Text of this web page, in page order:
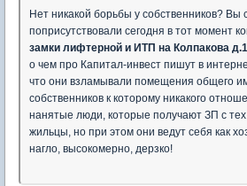
Нет никакой борьбы у собственников?
поприсутствовали сегодня в тот момент
замки лифтерной и ИТП на Колпакова
о чем про Капитал-инвест пишут в
что они взламывали помещения общего
собственников к которому никакого
нанятые люди, которые получают ЗП с
жильцы, но при этом они ведут себя как
нагло, высокомерно, дерзко!